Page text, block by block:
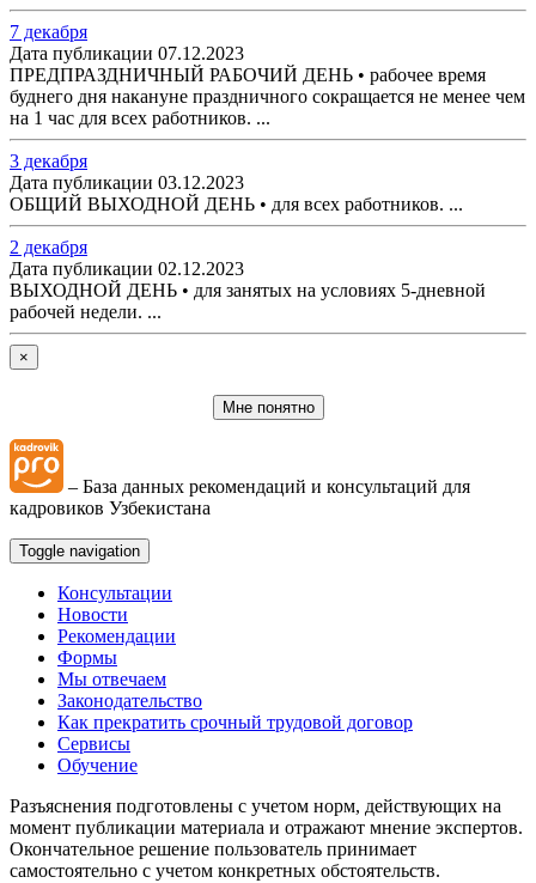
7 декабря
Дата публикации 07.12.2023
ПРЕДПРАЗДНИЧНЫЙ РАБОЧИЙ ДЕНЬ • рабочее время
буднего дня накануне праздничного сокращается не менее чем
на 1 час для всех работников. ...
3 декабря
Дата публикации 03.12.2023
ОБЩИЙ ВЫХОДНОЙ ДЕНЬ • для всех работников. ...
2 декабря
Дата публикации 02.12.2023
ВЫХОДНОЙ ДЕНЬ • для занятых на условиях 5-дневной
рабочей недели. ...
×
Мне понятно
– База данных рекомендаций и консультаций для
кадровиков Узбекистана
Toggle navigation
Консультации
Новости
Рекомендации
Формы
Мы отвечаем
Законодательство
Как прекратить срочный трудовой договор
Сервисы
Обучение
Разъяснения подготовлены с учетом норм, действующих на
момент публикации материала и отражают мнение экспертов.
Окончательное решение пользователь принимает
самостоятельно с учетом конкретных обстоятельств.